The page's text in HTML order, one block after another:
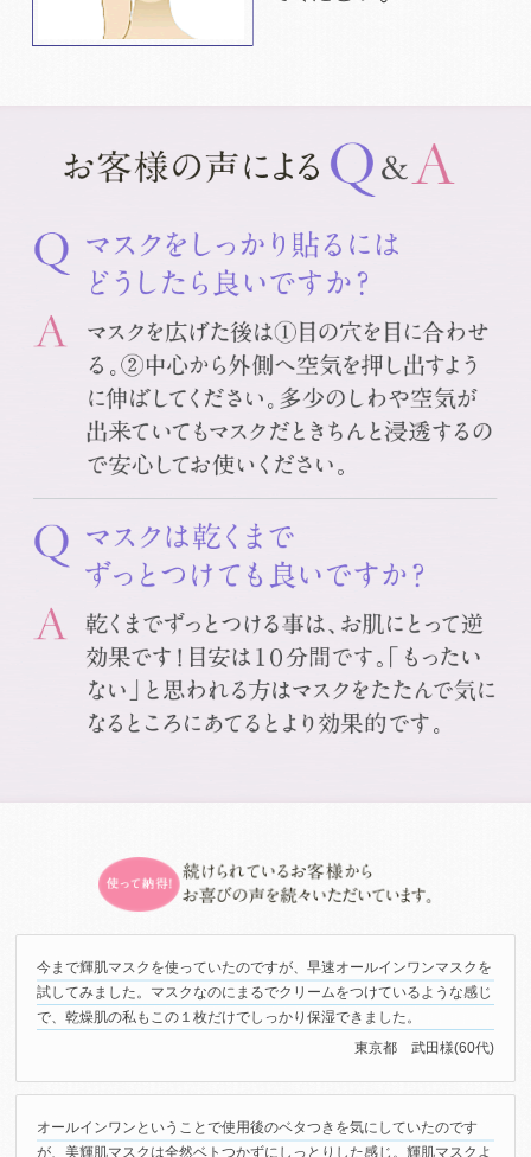
今まで輝肌マスクを使っていたのですが、早速オールインワンマスクを
試してみました。マスクなのにまるでクリームをつけているような感じ
で、乾燥肌の私もこの１枚だけでしっかり保湿できました。
東京都 武田様(60代)
オールインワンということで使用後のベタつきを気にしていたのです
が、美輝肌マスクは全然ベトつかずにしっとりした感じ。輝肌マスクよ